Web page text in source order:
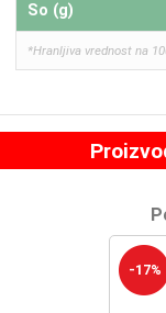
So (g)
*Hranljiva vrednost na
-17%